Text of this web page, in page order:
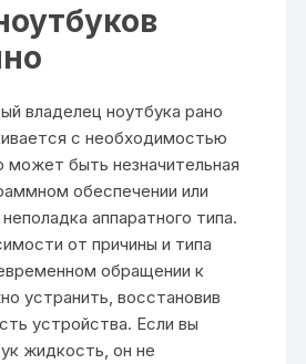
владелец ноутбука рано
с необходимостью
может быть незначительная
обеспечении или
аппаратного типа.
от причины и типа
обращении к
устранить, восстановив
устройства. Если вы
жидкость, он не